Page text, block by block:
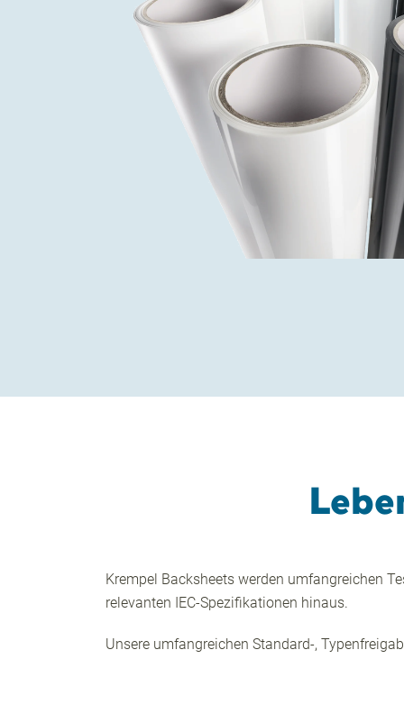
Krempel Backsheets werden umfangreichen
relevanten IEC-Spezifikationen hinaus.
Unsere umfangreichen Standard-,